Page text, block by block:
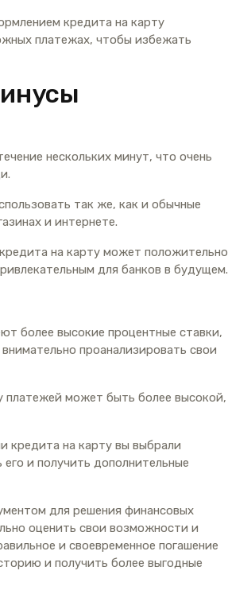
кредита на карту
платежах, чтобы избежать
нескольких минут, что очень
так же, как и обычные
и интернете.
на карту может положительно
для банков в будущем.
более высокие процентные ставки,
проанализировать свои
платежей может быть более высокой,
кредита на карту вы выбрали
и получить дополнительные
для решения финансовых
оценить свои возможности и
и своевременное погашение
и получить более выгодные